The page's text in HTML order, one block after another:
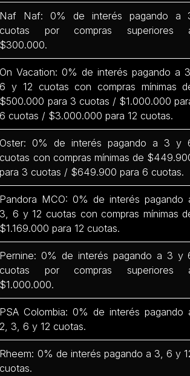
Naf Naf: 0% de interés pagando a
cuotas por compras superiores
$300.000.
On Vacation: 0% de interés pagando a
6 y 12 cuotas con compras mínimas
$500.000 para 3 cuotas / $1.000.000
6 cuotas / $3.000.000 para 12 cuotas.
Oster: 0% de interés pagando a 3 y
cuotas con compras mínimas de
para 3 cuotas / $649.900 para 6 cuotas.
Pandora MCO: 0% de interés pagando
3, 6 y 12 cuotas con compras mínimas
$1.169.000 para 12 cuotas.
Pernine: 0% de interés pagando a 3 y
cuotas por compras superiores
$1.000.000.
PSA Colombia: 0% de interés pagando
2, 3, 6 y 12 cuotas.
Rheem: 0% de interés pagando a 3, 6 y
cuotas.